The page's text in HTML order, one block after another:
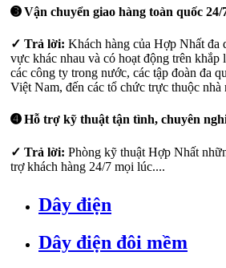
➌ Vận chuyển giao hàng toàn quốc 24/
✓ Trả lời: Khách hàng của Hợp Nhất đa
vực khác nhau và có hoạt động trên
các công ty trong nước, các tập đoàn đa
Việt Nam, đến các tổ chức trực thuộc nhà
➍ Hỗ trợ kỹ thuật tận tình, chuyên
✓ Trả lời: Phòng kỹ thuật Hợp Nhất
trợ khách hàng 24/7 mọi lúc....
Dây điện
Dây điện đôi mềm